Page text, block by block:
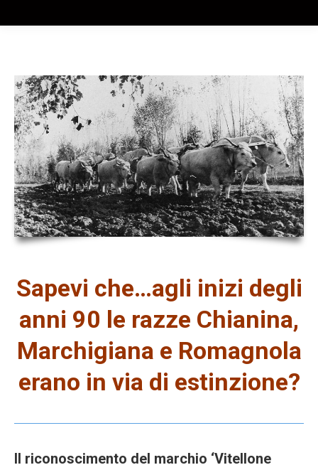
Sapevi che…agli inizi degli
anni 90 le razze Chianina,
Marchigiana e Romagnola
erano in via di estinzione?
Il riconoscimento del marchio ‘Vitellone